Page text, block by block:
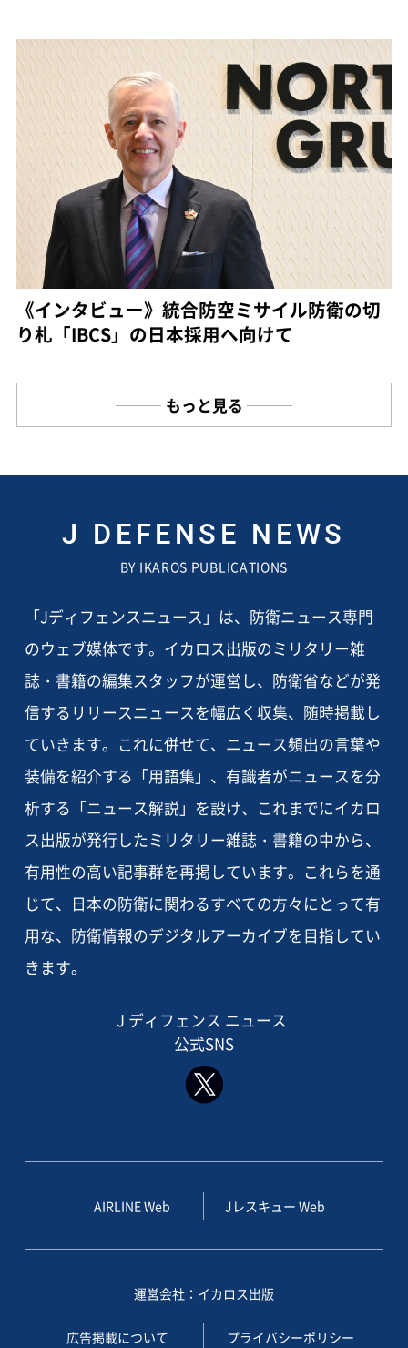
《インタビュー》統合防空ミサイル防衛の切
り札「IBCS」の日本採用へ向けて
もっと見る
J DEFENSE NEWS
BY IKAROS PUBLICATIONS
「Jディフェンスニュース」は、防衛ニュース専門
のウェブ媒体です。イカロス出版のミリタリー雑
誌・書籍の編集スタッフが運営し、防衛省などが発
信するリリースニュースを幅広く収集、随時掲載し
ていきます。これに併せて、ニュース頻出の言葉や
装備を紹介する「用語集」、有識者がニュースを分
析する「ニュース解説」を設け、これまでにイカロ
ス出版が発行したミリタリー雑誌・書籍の中から、
有用性の高い記事群を再掲しています。これらを通
じて、日本の防衛に関わるすべての方々にとって有
用な、防衛情報のデジタルアーカイブを目指してい
きます。
J ディフェンス ニュース
公式SNS
AIRLINE Web Jレスキュー Web
運営会社：イカロス出版
広告掲載について プライバシーポリシー